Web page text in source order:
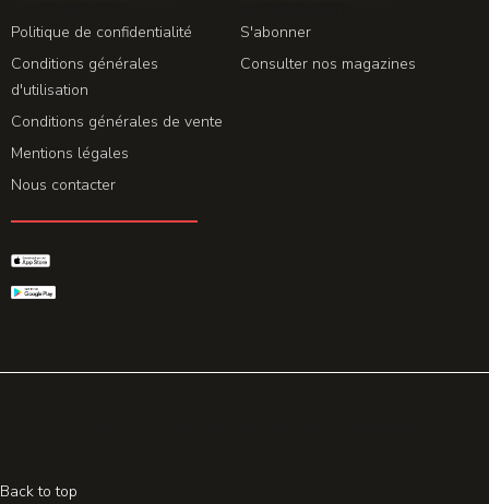
Politique de confidentialité
Conditions générales
d'utilisation
Conditions générales de vente
Mentions légales
Nous contacter
S'abonner
Consulter nos magazines
Back to top